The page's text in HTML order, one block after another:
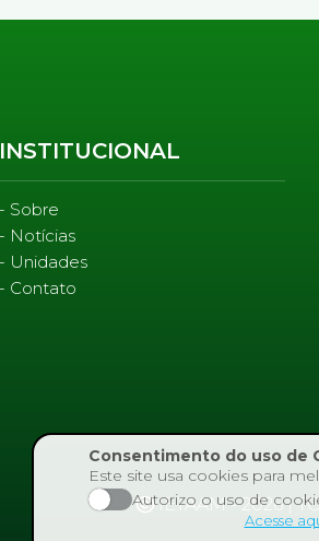
INSTITUCIONAL
Sobre
Notícias
Unidades
Contato
IETAAM - 2026 |
Consentimento do uso de
Este site usa cookies para
Autorizo o uso de
Acesse